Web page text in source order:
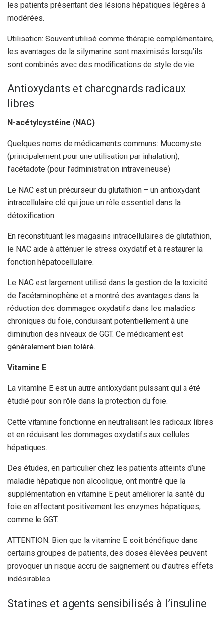
les patients présentant des lésions hépatiques légères à
modérées.
Utilisation: Souvent utilisé comme thérapie complémentaire,
les avantages de la silymarine sont maximisés lorsqu’ils
sont combinés avec des modifications de style de vie.
Antioxydants et charognards radicaux
libres
N-acétylcystéine (NAC)
Quelques noms de médicaments communs: Mucomyste
(principalement pour une utilisation par inhalation),
l’acétadote (pour l’administration intraveineuse)
Le NAC est un précurseur du glutathion – un antioxydant
intracellulaire clé qui joue un rôle essentiel dans la
détoxification.
En reconstituant les magasins intracellulaires de glutathion,
le NAC aide à atténuer le stress oxydatif et à restaurer la
fonction hépatocellulaire.
Le NAC est largement utilisé dans la gestion de la toxicité
de l’acétaminophène et a montré des avantages dans la
réduction des dommages oxydatifs dans les maladies
chroniques du foie, conduisant potentiellement à une
diminution des niveaux de GGT. Ce médicament est
généralement bien toléré.
Vitamine E
La vitamine E est un autre antioxydant puissant qui a été
étudié pour son rôle dans la protection du foie.
Cette vitamine fonctionne en neutralisant les radicaux libres
et en réduisant les dommages oxydatifs aux cellules
hépatiques.
Des études, en particulier chez les patients atteints d’une
maladie hépatique non alcoolique, ont montré que la
supplémentation en vitamine E peut améliorer la santé du
foie en affectant positivement les enzymes hépatiques,
comme le GGT.
ATTENTION: Bien que la vitamine E soit bénéfique dans
certains groupes de patients, des doses élevées peuvent
provoquer un risque accru de saignement ou d’autres effets
indésirables.
Statines et agents sensibilisés à l’insuline